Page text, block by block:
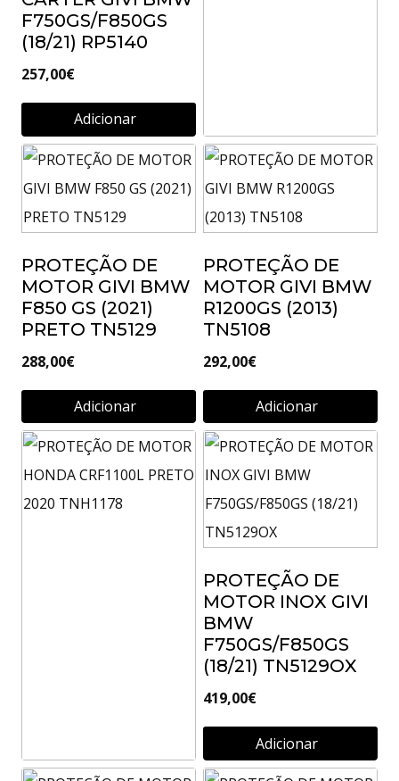
F750GS/F850GS
(18/21) RP5140
257,00€
Adicionar
PROTEÇÃO DE
CARTER GIVI BMW
R1200GS
ADVENTURE (14)
RP5112
156,01€
Adicionar
PROTEÇÃO DE
MOTOR GIVI BMW
F850 GS (2021)
PRETO TN5129
288,00€
Adicionar
PROTEÇÃO DE
MOTOR GIVI BMW
R1200GS (2013)
TN5108
292,00€
Adicionar
PROTEÇÃO DE
MOTOR INOX GIVI
BMW
F750GS/F850GS
(18/21) TN5129OX
419,00€
Adicionar